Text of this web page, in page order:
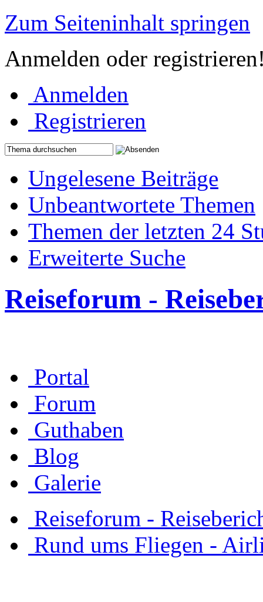
Zum Seiteninhalt springen
Anmelden oder
Anmelden
Registrieren
Ungelesene Beiträge
Unbeantwortete Themen
Themen der letzten 24
Erweiterte Suche
Reiseforum -
Portal
Forum
Guthaben
Blog
Galerie
Reiseforum -
Rund ums Fliegen -